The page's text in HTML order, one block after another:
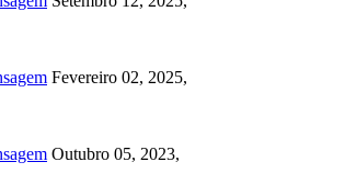
Fevereiro 02, 2025,
Outubro 05, 2023,